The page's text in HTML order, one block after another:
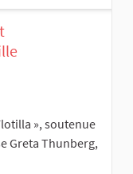
», soutenue
Greta Thunberg,